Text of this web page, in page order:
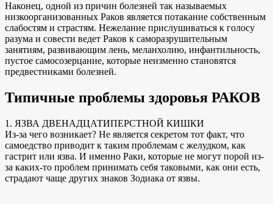
Наконец, одной из причин болезней так называемых
низкоорганизованных Раков является потакание собственным
слабостям и страстям. Нежелание прислушиваться к голосу
разума и совести ведет Раков к саморазрушительным
занятиям, развивающим лень, меланхолию, инфантильность,
пустое самосозерцание, которые неизменно становятся
предвестниками болезней.
Типичные проблемы здоровья РАКОВ
1. ЯЗВА ДВЕНАДЦАТИПЕРСТНОЙ КИШКИ
Из-за чего возникает? Не является секретом тот факт, что
самоедство приводит к таким проблемам с желудком, как
гастрит или язва. И именно Раки, которые не могут порой из-
за каких-то проблем принимать себя таковыми, как они есть,
страдают чаще других знаков Зодиака от язвы.